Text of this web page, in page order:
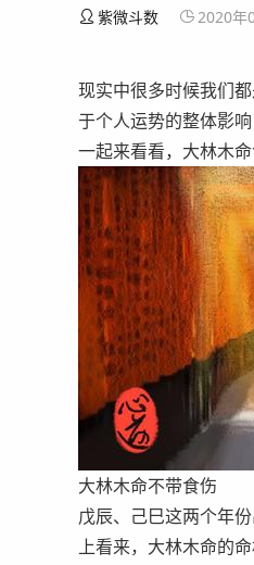
紫微斗数 2020年
现实中很多时候我们
于个人运势的整体影
一起来看看，大林木
大林木命不带食伤
戊辰、己巳这两个年
上看来，大林木命的